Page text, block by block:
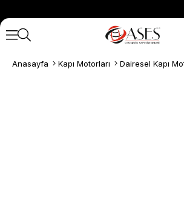
Anasayfa Kapı Motorları Dairesel Kapı